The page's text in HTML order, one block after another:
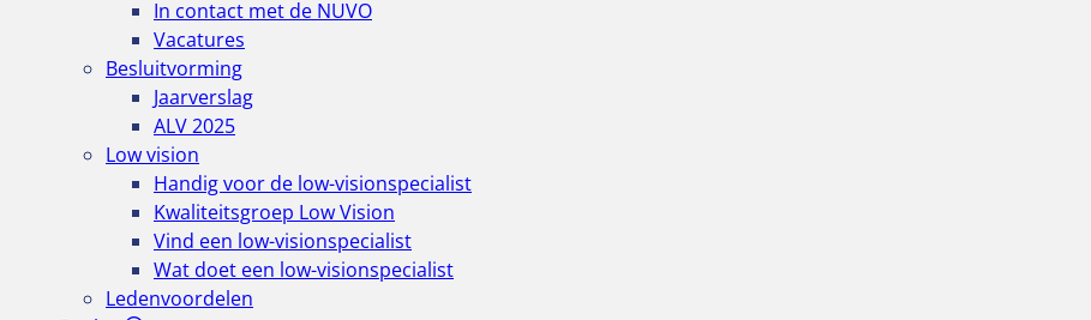
In contact met de NUVO
Vacatures
Besluitvorming
Jaarverslag
ALV 2025
Low vision
Handig voor de low-visionspecialist
Kwaliteitsgroep Low Vision
Vind een low-visionspecialist
Wat doet een low-visionspecialist
Ledenvoordelen